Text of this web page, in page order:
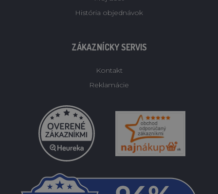
História objednávok
ZÁKAZNÍCKY SERVIS
Kontakt
Reklamácie